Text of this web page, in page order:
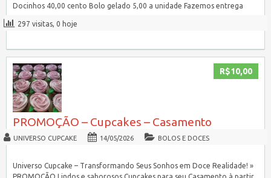
Docinhos 40,00 cento Bolo gelado 5,00 a unidade Fazemos entrega
297 visitas, 0 hoje
R$10,00
PROMOÇÃO – Cupcakes – Casamento
UNIVERSO CUPCAKE 14/05/2026 BOLOS E DOCES
Universo Cupcake – Transformando Seus Sonhos em Doce Realidade! »